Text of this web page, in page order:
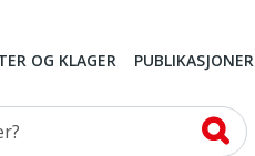
OG KLAGER PUBLIKASJONER